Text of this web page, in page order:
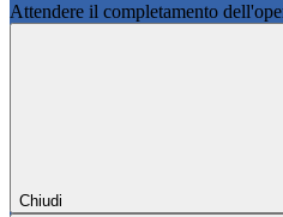
Attendere il completamento
Chiudi